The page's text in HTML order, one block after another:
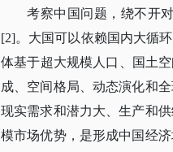
考察中国问题，绕不开
[2]。大国可以依赖国内大循
体基于超大规模人口、国土
成、空间格局、动态演化和
现实需求和潜力大、生产和
模市场优势，是形成中国经